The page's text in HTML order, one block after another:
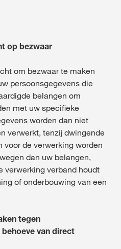
op bezwaar
om bezwaar te maken
persoonsgegevens die
belangen om
met uw specifieke
worden dan niet
verwerkt, tenzij dwingende
de verwerking worden
dan uw belangen,
verwerking verband houdt
of onderbouwing van een
tegen
van direct